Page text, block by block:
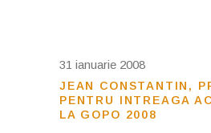
31 ianuarie 2008
JEAN CONSTANTIN,
PENTRU INTREAGA
LA GOPO 2008